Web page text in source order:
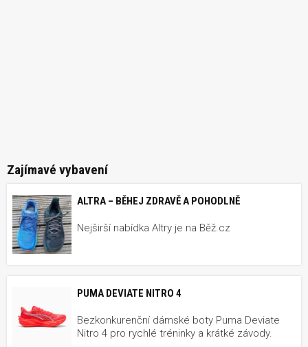
Zajímavé vybavení
ALTRA – BĚHEJ ZDRAVĚ A POHODLNĚ
Nejširší nabídka Altry je na Běž.cz
PUMA DEVIATE NITRO 4
Bezkonkurenční dámské boty Puma Deviate
Nitro 4 pro rychlé tréninky a krátké závody.